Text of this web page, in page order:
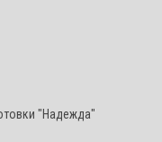
"Надежда"